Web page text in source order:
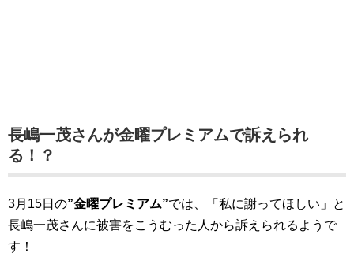
長嶋一茂さんが金曜プレミアムで訴えられ
る！？
3月15日の”金曜プレミアム”では、「私に謝ってほしい」と
長嶋一茂さんに被害をこうむった人から訴えられるようで
す！